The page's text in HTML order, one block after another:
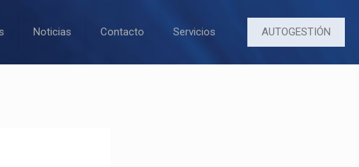
Noticias Contacto Servicios AUTOGESTIÓN